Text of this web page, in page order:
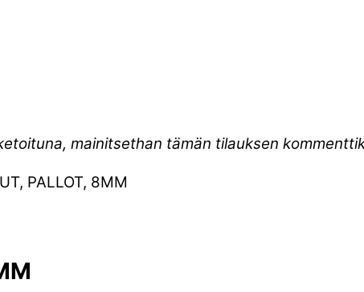
mainitsethan tämän tilauksen
PALLOT, 8MM